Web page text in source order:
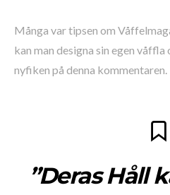
Många var tipsen om
kan man designa sin egen
nyfiken på denna kommentaren.
”Deras Håll